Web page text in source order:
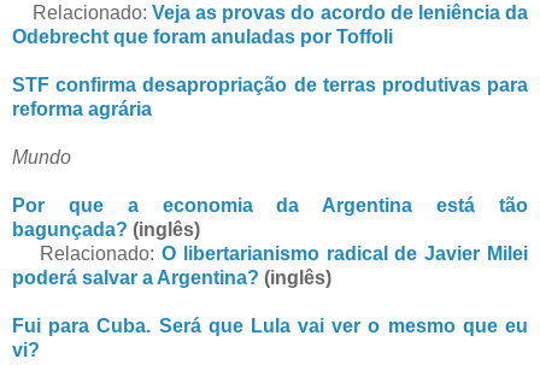
Relacionado: Veja as provas do acordo de leniência da
Odebrecht que foram anuladas por Toffoli
STF confirma desapropriação de terras produtivas para
reforma agrária
Mundo
Por que a economia da Argentina está tão
bagunçada? (inglês)
Relacionado: O libertarianismo radical de Javier Milei
poderá salvar a Argentina? (inglês)
Fui para Cuba. Será que Lula vai ver o mesmo que eu
vi?